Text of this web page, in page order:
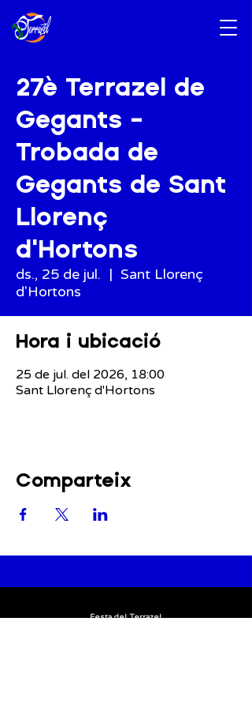
27è Terrazel de
Gegants -
Trobada de
Gegants de Sant
Llorenç
d'Hortons
ds., 25 de jul.
  |
Sant Llorenç
d'Hortons
Hora i ubicació
25 de jul. del 2026, 18:00
Sant Llorenç d'Hortons
Comparteix
Festa del Terrazel